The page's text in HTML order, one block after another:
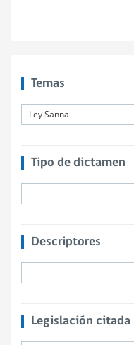
Temas
Ley Sanna
Tipo de dictamen
Descriptores
Legislación citada